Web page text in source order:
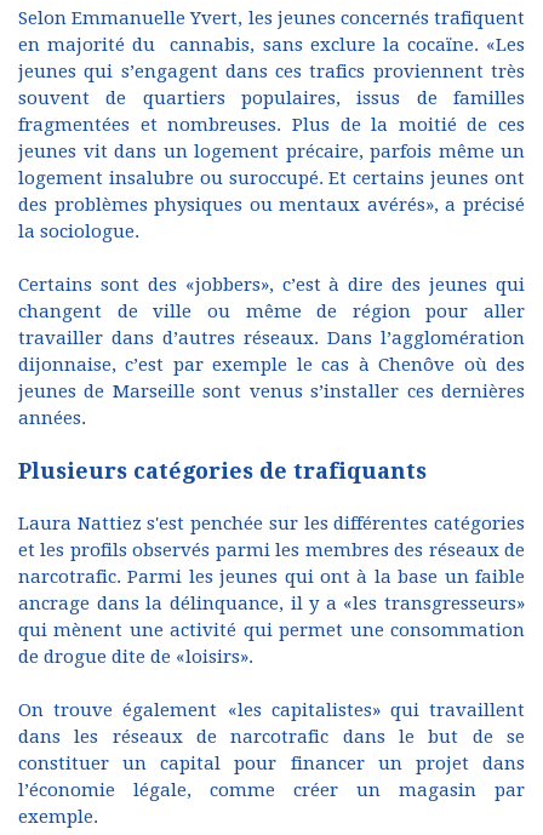
Selon Emmanuelle Yvert, les jeunes concernés trafiquent
en majorité du cannabis, sans exclure la cocaïne. «Les
jeunes qui s’engagent dans ces trafics proviennent très
souvent de quartiers populaires, issus de familles
fragmentées et nombreuses. Plus de la moitié de ces
jeunes vit dans un logement précaire, parfois même un
logement insalubre ou suroccupé. Et certains jeunes ont
des problèmes physiques ou mentaux avérés», a précisé
la sociologue.
Certains sont des «jobbers», c’est à dire des jeunes qui
changent de ville ou même de région pour aller
travailler dans d’autres réseaux. Dans l’agglomération
dijonnaise, c’est par exemple le cas à Chenôve où des
jeunes de Marseille sont venus s’installer ces dernières
années.
Plusieurs catégories de trafiquants
Laura Nattiez s'est penchée sur les différentes catégories
et les profils observés parmi les membres des réseaux de
narcotrafic. Parmi les jeunes qui ont à la base un faible
ancrage dans la délinquance, il y a «les transgresseurs»
qui mènent une activité qui permet une consommation
de drogue dite de «loisirs».
On trouve également «les capitalistes» qui travaillent
dans les réseaux de narcotrafic dans le but de se
constituer un capital pour financer un projet dans
l’économie légale, comme créer un magasin par
exemple.